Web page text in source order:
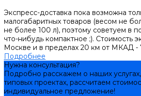
Экспресс-доставка пока возможна
малогабаритных товаров (весом не
не более 100 л), поэтому советуем в
что-нибудь компактное ;). Стоимость
Москве и в пределах 20 км от МКАД -
Подробнее
Нужна консультация?
Подробно расскажем о наших
типовых проектах, рассчитаем
индивидуальное предложение!